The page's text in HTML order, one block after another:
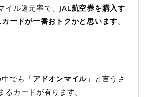
イル還元率で、 JAL航空券を購入す
ードが一番おトクかと思います。
でも「アドオンマイル 」と言うさ
るカードが有ります。